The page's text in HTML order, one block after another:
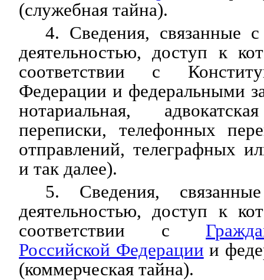
(служебная тайна).
4. Сведения, связанные
деятельностью, доступ к
соответствии с
Федерации и федеральными
нотариальная,
переписки, телефонных
отправлений, телеграфных
и так далее).
5. Сведения,
деятельностью, доступ к
соответствии с
Российской Федерации и
(коммерческая тайна).